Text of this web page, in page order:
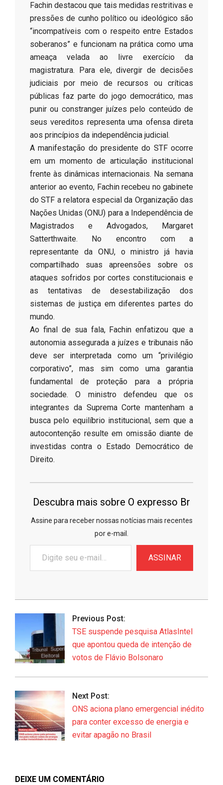
Fachin destacou que tais medidas restritivas e
pressões de cunho político ou ideológico são
“incompatíveis com o respeito entre Estados
soberanos” e funcionam na prática como uma
ameaça velada ao livre exercício da
magistratura. Para ele, divergir de decisões
judiciais por meio de recursos ou críticas
públicas faz parte do jogo democrático, mas
punir ou constranger juízes pelo conteúdo de
seus vereditos representa uma ofensa direta
aos princípios da independência judicial.
A manifestação do presidente do STF ocorre
em um momento de articulação institucional
frente às dinâmicas internacionais. Na semana
anterior ao evento, Fachin recebeu no gabinete
do STF a relatora especial da Organização das
Nações Unidas (ONU) para a Independência de
Magistrados e Advogados, Margaret
Satterthwaite. No encontro com a
representante da ONU, o ministro já havia
compartilhado suas apreensões sobre os
ataques sofridos por cortes constitucionais e
as tentativas de desestabilização dos
sistemas de justiça em diferentes partes do
mundo.
Ao final de sua fala, Fachin enfatizou que a
autonomia assegurada a juízes e tribunais não
deve ser interpretada como um “privilégio
corporativo”, mas sim como uma garantia
fundamental de proteção para a própria
sociedade. O ministro defendeu que os
integrantes da Suprema Corte mantenham a
busca pelo equilíbrio institucional, sem que a
autocontenção resulte em omissão diante de
investidas contra o Estado Democrático de
Direito.
Descubra mais sobre O expresso Br
Assine para receber nossas notícias mais recentes
por e-mail.
seu
e-
ASSINAR
2026-
Previous Post:
TSE suspende pesquisa AtlasIntel
que apontou queda de intenção de
votos de Flávio Bolsonaro
Next Post:
ONS aciona plano emergencial inédito
para conter excesso de energia e
evitar apagão no Brasil
DEIXE UM COMENTÁRIO